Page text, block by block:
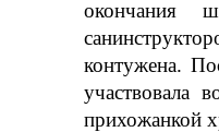
окончания
контужена.
участвовала
прихожанкой